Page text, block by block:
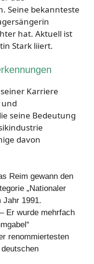
Seine bekannteste
hat. Aktuell ist
Stark liiert.
Karriere
seine Bedeutung
davon
Reim gewann den
„Nationaler
Jahr 1991.
– Er wurde mehrfach
renommiertesten